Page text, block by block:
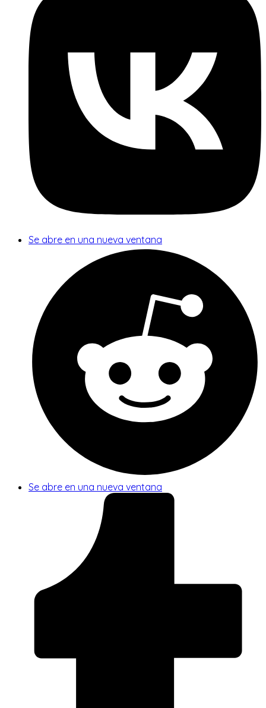
Se abre en una nueva ventana
Se abre en una nueva ventana